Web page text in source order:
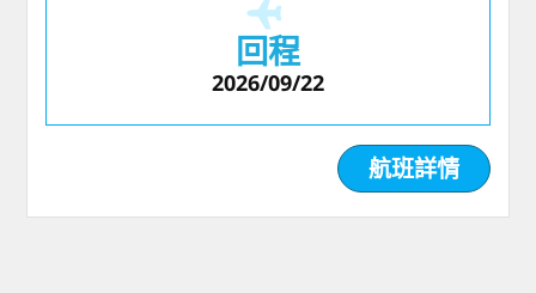
回程
2026/09/22
航班詳情